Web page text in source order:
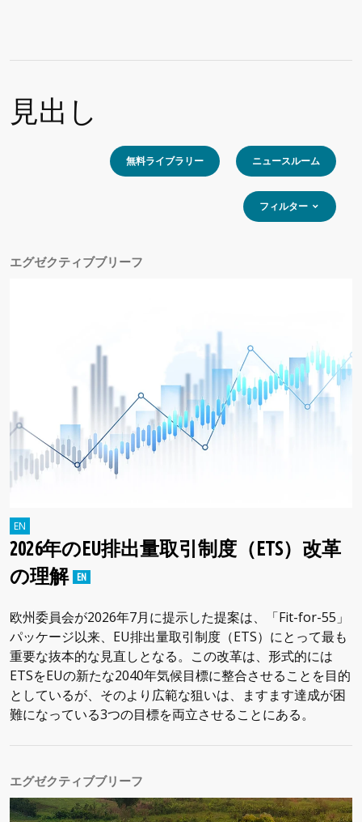
見出し
無料ライブラリー ニュースルーム
フィルター
エグゼクティブブリーフ
2026年のEU排出量取引制度（ETS）改革
の理解
欧州委員会が2026年7月に提示した提案は、「Fit-for-55」
パッケージ以来、EU排出量取引制度（ETS）にとって最も
重要な抜本的な見直しとなる。この改革は、形式的には
ETSをEUの新たな2040年気候目標に整合させることを目的
としているが、そのより広範な狙いは、ますます達成が困
難になっている3つの目標を両立させることにある。
エグゼクティブブリーフ